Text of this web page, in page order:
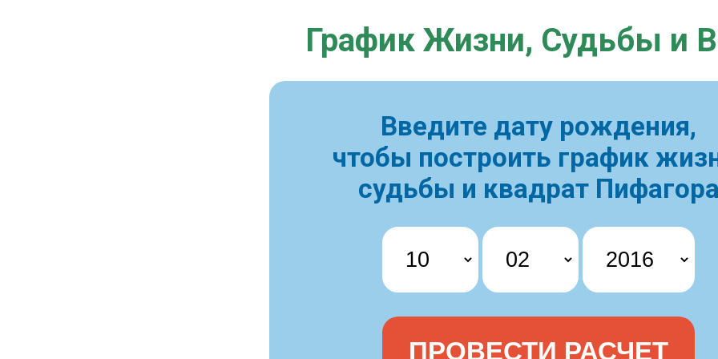
График Жизни, Судьбы и
Введите дату рождения,
чтобы построить график
судьбы и квадрат Пифагора
ПРОВЕСТИ РАСЧЕТ